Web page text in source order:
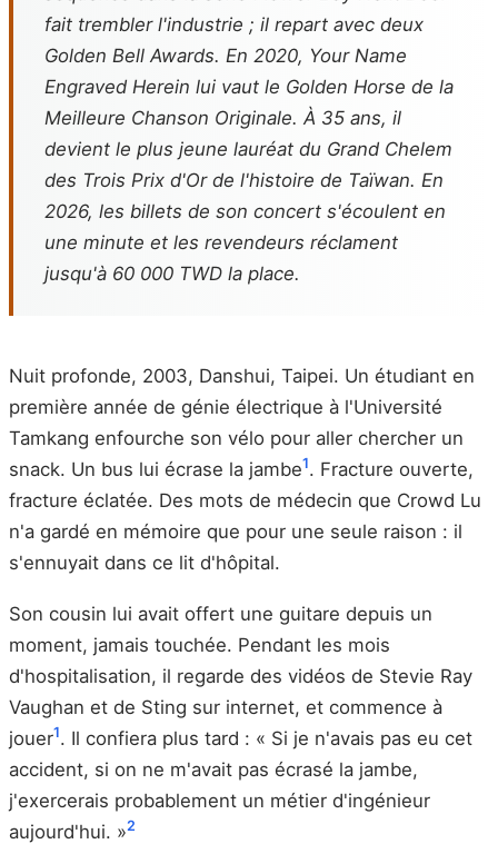
fait trembler l'industrie ; il repart avec deux
Golden Bell Awards. En 2020, Your Name
Engraved Herein lui vaut le Golden Horse de la
Meilleure Chanson Originale. À 35 ans, il
devient le plus jeune lauréat du Grand Chelem
des Trois Prix d'Or de l'histoire de Taïwan. En
2026, les billets de son concert s'écoulent en
une minute et les revendeurs réclament
jusqu'à 60 000 TWD la place.
Nuit profonde, 2003, Danshui, Taipei. Un étudiant en
première année de génie électrique à l'Université
Tamkang enfourche son vélo pour aller chercher un
snack. Un bus lui écrase la jambe1. Fracture ouverte,
fracture éclatée. Des mots de médecin que Crowd Lu
n'a gardé en mémoire que pour une seule raison : il
s'ennuyait dans ce lit d'hôpital.
Son cousin lui avait offert une guitare depuis un
moment, jamais touchée. Pendant les mois
d'hospitalisation, il regarde des vidéos de Stevie Ray
Vaughan et de Sting sur internet, et commence à
jouer1. Il confiera plus tard : « Si je n'avais pas eu cet
accident, si on ne m'avait pas écrasé la jambe,
j'exercerais probablement un métier d'ingénieur
aujourd'hui. »2